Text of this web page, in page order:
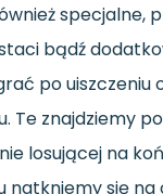
specjalne,
bądź
po uiszczeniu
Te znajdziemy
losującej na
natkniemy się